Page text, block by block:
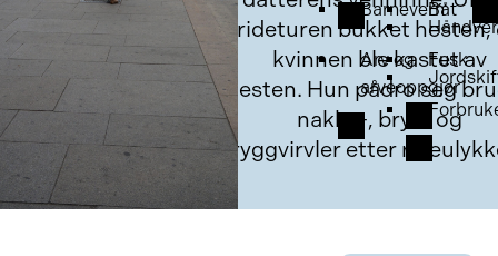
Barnevern
Arv og
arveoppgjør
Båt
Fusk
rideturen bukket hesten,
kvinnen ble kastet av
hesten. Hun pådro seg
nakke-, bryst og
ryggvirvler etter